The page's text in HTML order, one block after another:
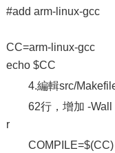
#add
CC=arm-linux-gcc
echo $CC
4.編輯src/
62行，增加 -
r